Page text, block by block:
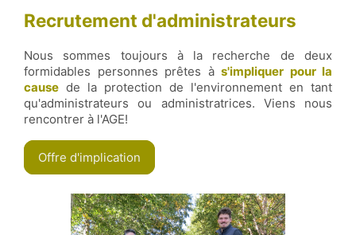
Recrutement d'administrateurs
Nous sommes toujours à la recherche de deux
formidables personnes prêtes à s'impliquer pour la
cause de la protection de l'environnement en tant
qu'administrateurs ou administratrices. Viens nous
rencontrer à l'AGE!
Offre d'implication